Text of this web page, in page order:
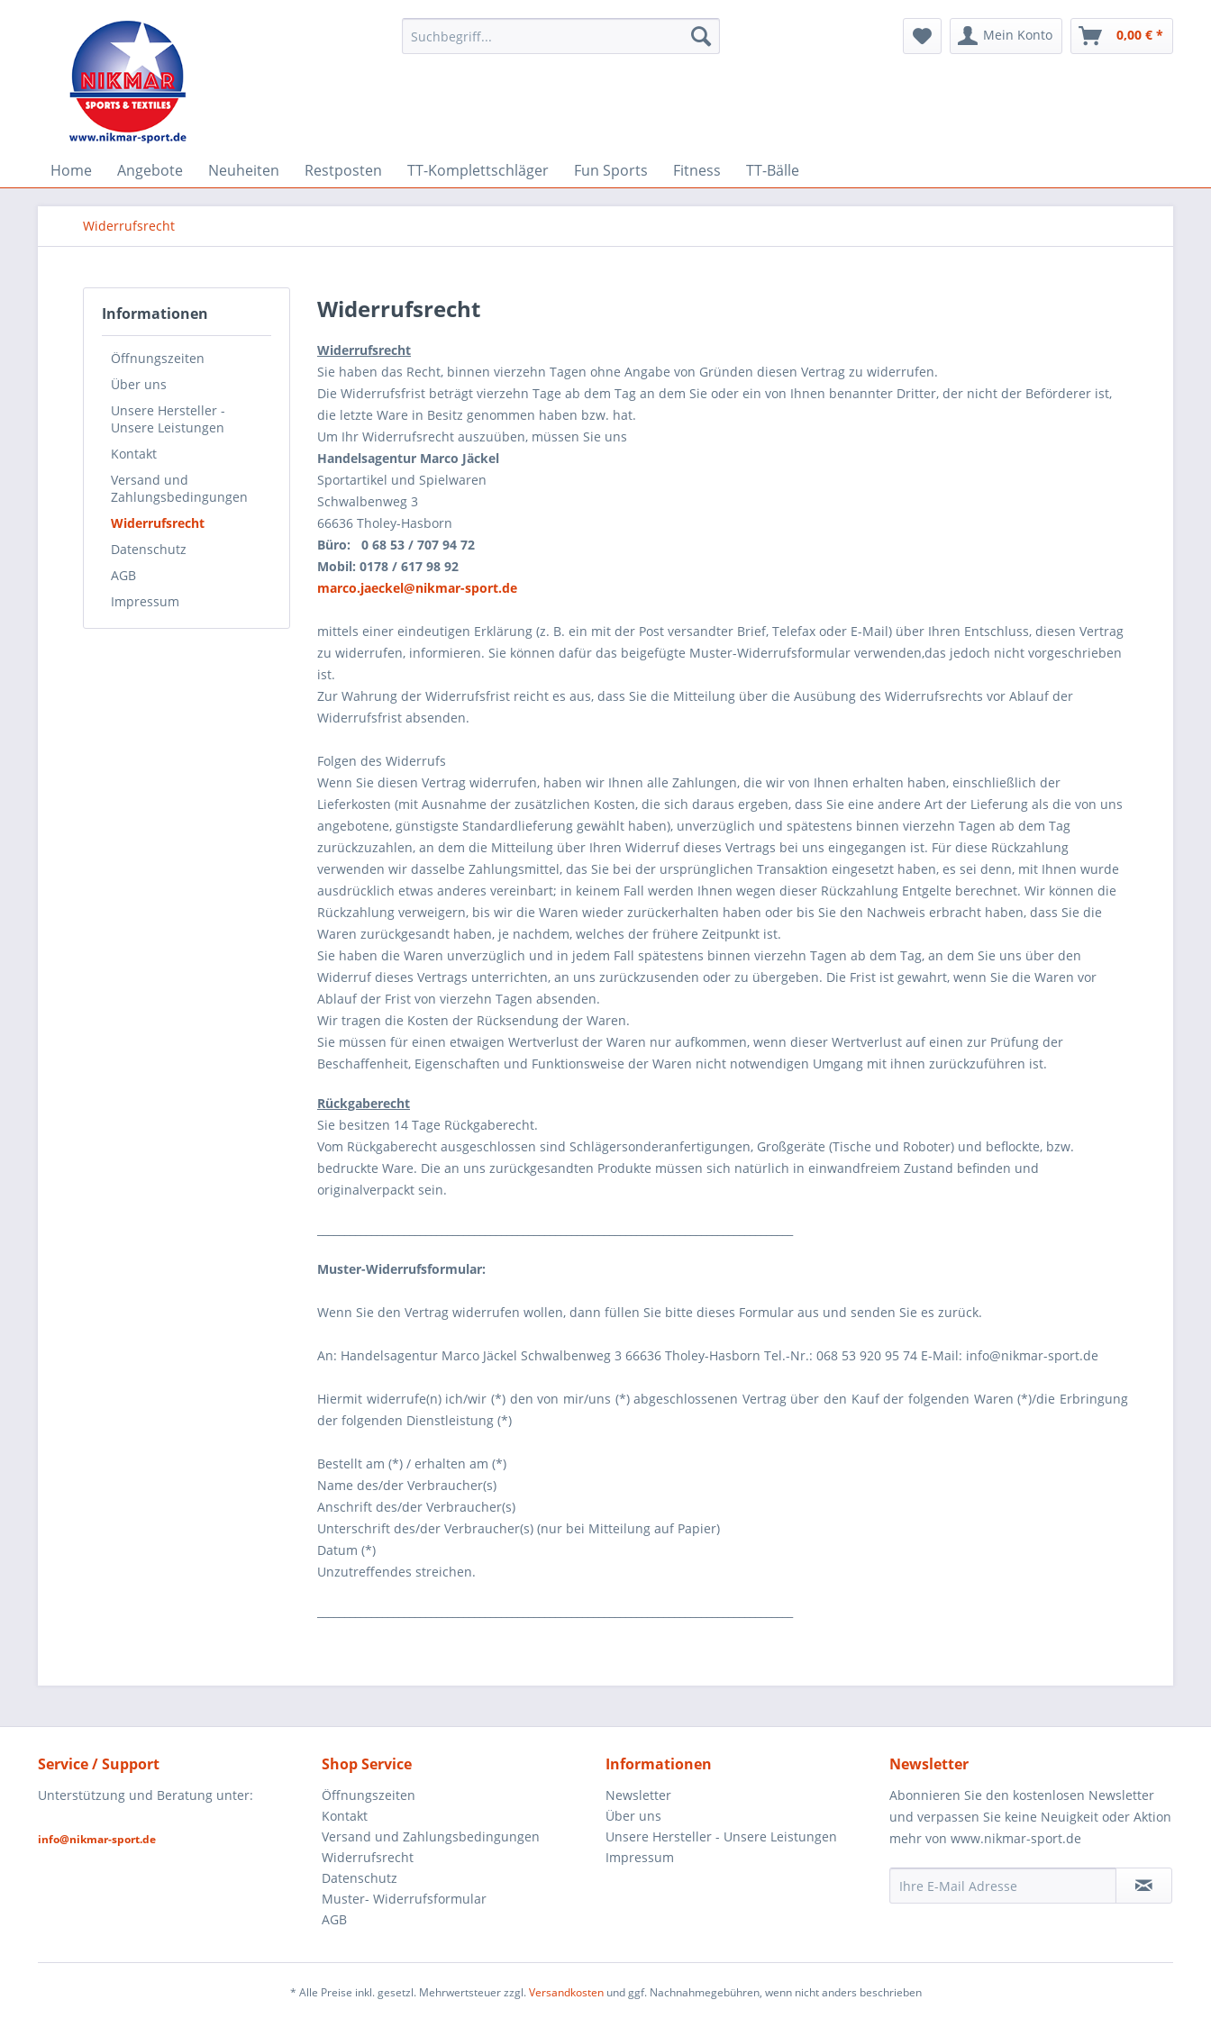
Mein Konto 0,00 € *
Home Angebote Neuheiten Restposten TT-Komplettschläger Fun Sports Fitness TT-Bälle
Widerrufsrecht
Informationen
Öffnungszeiten
Über uns
Unsere Hersteller -
Unsere Leistungen
Kontakt
Versand und
Zahlungsbedingungen
Widerrufsrecht
Datenschutz
AGB
Impressum
Widerrufsrecht
Widerrufsrecht
Sie haben das Recht, binnen vierzehn Tagen ohne Angabe von Gründen diesen Vertrag zu widerrufen.
Die Widerrufsfrist beträgt vierzehn Tage ab dem Tag an dem Sie oder ein von Ihnen benannter Dritter, der nicht der Beförderer ist,
die letzte Ware in Besitz genommen haben bzw. hat.
Um Ihr Widerrufsrecht auszuüben, müssen Sie uns
Handelsagentur Marco Jäckel
Sportartikel und Spielwaren
Schwalbenweg 3
66636 Tholey-Hasborn
Büro: 0 68 53 / 707 94 72
Mobil: 0178 / 617 98 92
marco.jaeckel@nikmar-sport.de
mittels einer eindeutigen Erklärung (z. B. ein mit der Post versandter Brief, Telefax oder E-Mail) über Ihren Entschluss, diesen Vertrag
zu widerrufen, informieren. Sie können dafür das beigefügte Muster-Widerrufsformular verwenden,das jedoch nicht vorgeschrieben
ist.
Zur Wahrung der Widerrufsfrist reicht es aus, dass Sie die Mitteilung über die Ausübung des Widerrufsrechts vor Ablauf der
Widerrufsfrist absenden.
Folgen des Widerrufs
Wenn Sie diesen Vertrag widerrufen, haben wir Ihnen alle Zahlungen, die wir von Ihnen erhalten haben, einschließlich der
Lieferkosten (mit Ausnahme der zusätzlichen Kosten, die sich daraus ergeben, dass Sie eine andere Art der Lieferung als die von uns
angebotene, günstigste Standardlieferung gewählt haben), unverzüglich und spätestens binnen vierzehn Tagen ab dem Tag
zurückzuzahlen, an dem die Mitteilung über Ihren Widerruf dieses Vertrags bei uns eingegangen ist. Für diese Rückzahlung
verwenden wir dasselbe Zahlungsmittel, das Sie bei der ursprünglichen Transaktion eingesetzt haben, es sei denn, mit Ihnen wurde
ausdrücklich etwas anderes vereinbart; in keinem Fall werden Ihnen wegen dieser Rückzahlung Entgelte berechnet. Wir können die
Rückzahlung verweigern, bis wir die Waren wieder zurückerhalten haben oder bis Sie den Nachweis erbracht haben, dass Sie die
Waren zurückgesandt haben, je nachdem, welches der frühere Zeitpunkt ist.
Sie haben die Waren unverzüglich und in jedem Fall spätestens binnen vierzehn Tagen ab dem Tag, an dem Sie uns über den
Widerruf dieses Vertrags unterrichten, an uns zurückzusenden oder zu übergeben. Die Frist ist gewahrt, wenn Sie die Waren vor
Ablauf der Frist von vierzehn Tagen absenden.
Wir tragen die Kosten der Rücksendung der Waren.
Sie müssen für einen etwaigen Wertverlust der Waren nur aufkommen, wenn dieser Wertverlust auf einen zur Prüfung der
Beschaffenheit, Eigenschaften und Funktionsweise der Waren nicht notwendigen Umgang mit ihnen zurückzuführen ist.
Rückgaberecht
Sie besitzen 14 Tage Rückgaberecht.
Vom Rückgaberecht ausgeschlossen sind Schlägersonderanfertigungen, Großgeräte (Tische und Roboter) und beflockte, bzw.
bedruckte Ware. Die an uns zurückgesandten Produkte müssen sich natürlich in einwandfreiem Zustand befinden und
originalverpackt sein.
Muster-Widerrufsformular:
Wenn Sie den Vertrag widerrufen wollen, dann füllen Sie bitte dieses Formular aus und senden Sie es zurück.
An: Handelsagentur Marco Jäckel Schwalbenweg 3 66636 Tholey-Hasborn Tel.-Nr.: 068 53 920 95 74 E-Mail: info@nikmar-sport.de
Hiermit widerrufe(n) ich/wir (*) den von mir/uns (*) abgeschlossenen Vertrag über den Kauf der folgenden Waren (*)/die Erbringung
der folgenden Dienstleistung (*)
Bestellt am (*) / erhalten am (*)
Name des/der Verbraucher(s)
Anschrift des/der Verbraucher(s)
Unterschrift des/der Verbraucher(s) (nur bei Mitteilung auf Papier)
Datum (*)
Unzutreffendes streichen.
Service / Support
Unterstützung und Beratung unter:
info@nikmar-sport.de
Shop Service
Öffnungszeiten
Kontakt
Versand und Zahlungsbedingungen
Widerrufsrecht
Datenschutz
Muster- Widerrufsformular
AGB
Informationen
Newsletter
Über uns
Unsere Hersteller - Unsere Leistungen
Impressum
Newsletter
Abonnieren Sie den kostenlosen Newsletter
und verpassen Sie keine Neuigkeit oder Aktion
mehr von www.nikmar-sport.de
* Alle Preise inkl. gesetzl. Mehrwertsteuer zzgl.Versandkostenund ggf. Nachnahmegebühren, wenn nicht anders beschrieben